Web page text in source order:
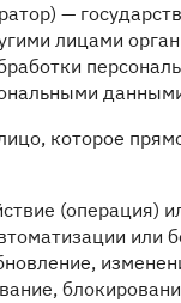
—
лицами
которое
(операция)
или